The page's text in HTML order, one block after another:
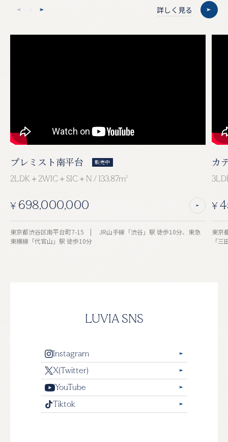
詳しく見る
プレミスト南平台 販売中
2LDK＋2WIC＋SIC＋N / 133.87m2
¥ 698,000,000
東京都渋谷区南平台町7-15 | JR山手線「渋谷」駅 徒歩10分、東急
東横線「代官山」駅 徒歩10分
カ
¥
東京都港区
「
LUVIA SNS
Instagram
X(Twitter)
YouTube
Tiktok